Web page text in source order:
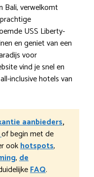
Bali, verwelkomt
USS Liberty-
en geniet van een
voor
vind je snel en
inclusive hotels van
aanbieders,
of begin met de
ookhotspots,
,de
FAQ.